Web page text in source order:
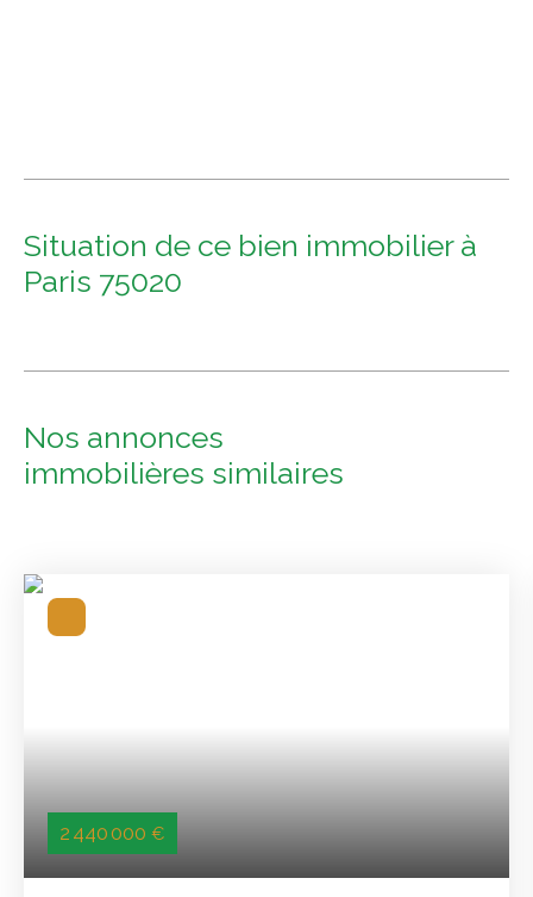
Situation de ce bien immobilier à
Paris 75020
Nos annonces
immobilières similaires
2 440 000 €